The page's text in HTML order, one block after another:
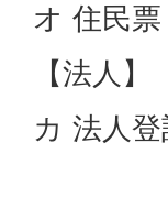
オ 住民票
【法人】
カ 法人